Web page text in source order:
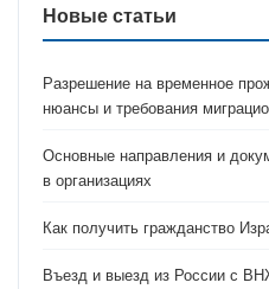
Новые статьи
Разрешение на временное
нюансы и требования
Основные направления и
в организациях
Как получить гражданство
Въезд и выезд из России с